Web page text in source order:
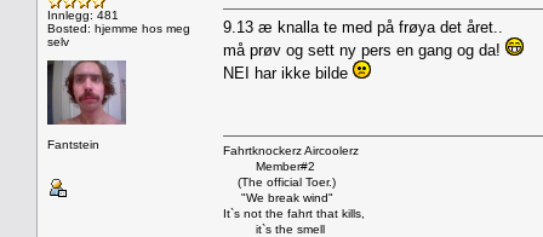
Innlegg: 481
Bosted: hjemme hos meg
selv
Fantstein
9.13 æ knalla te med på frøya det året..
må prøv og sett ny pers en gang og da!
NEI har ikke bilde
Fahrtknockerz Aircoolerz
Member#2
(The official Toer.)
"We break wind"
It`s not the fahrt that kills,
it`s the smell